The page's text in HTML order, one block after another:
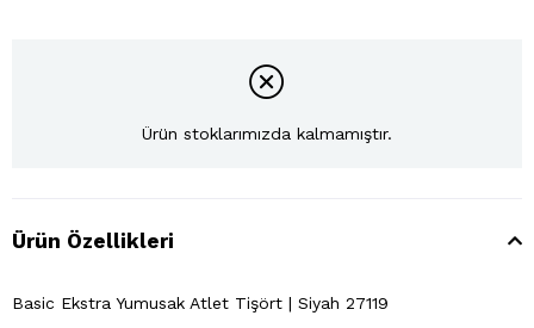
Ürün stoklarımızda kalmamıştır.
Ürün Özellikleri
Basic Ekstra Yumusak Atlet Tişört | Siyah 27119